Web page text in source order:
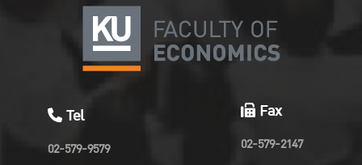
Tel
02-579-9579
Fax
02-579-2147